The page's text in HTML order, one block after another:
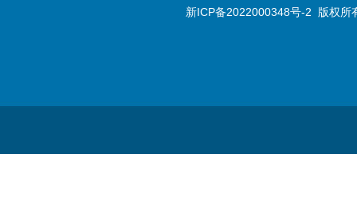
新ICP备2022000348号-2 版权所